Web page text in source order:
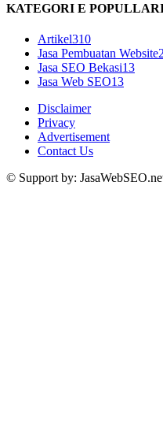
KATEGORI E
Artikel310
Jasa Pembuatan Website
Jasa SEO Bekasi13
Jasa Web SEO13
Disclaimer
Privacy
Advertisement
Contact Us
© Support by: